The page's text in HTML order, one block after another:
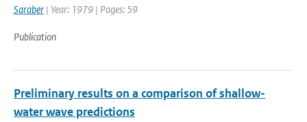
Saraber | Year: 1979 | Pages: 59
Publication
Preliminary results on a comparison of shallow-
water wave predictions